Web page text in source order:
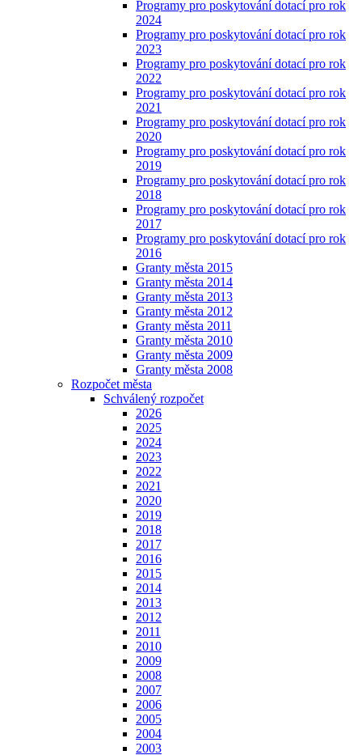
Programy pro poskytování dotací pro rok
2024
Programy pro poskytování dotací pro rok
2023
Programy pro poskytování dotací pro rok
2022
Programy pro poskytování dotací pro rok
2021
Programy pro poskytování dotací pro rok
2020
Programy pro poskytování dotací pro rok
2019
Programy pro poskytování dotací pro rok
2018
Programy pro poskytování dotací pro rok
2017
Programy pro poskytování dotací pro rok
2016
Granty města 2015
Granty města 2014
Granty města 2013
Granty města 2012
Granty města 2011
Granty města 2010
Granty města 2009
Granty města 2008
Rozpočet města
Schválený rozpočet
2026
2025
2024
2023
2022
2021
2020
2019
2018
2017
2016
2015
2014
2013
2012
2011
2010
2009
2008
2007
2006
2005
2004
2003